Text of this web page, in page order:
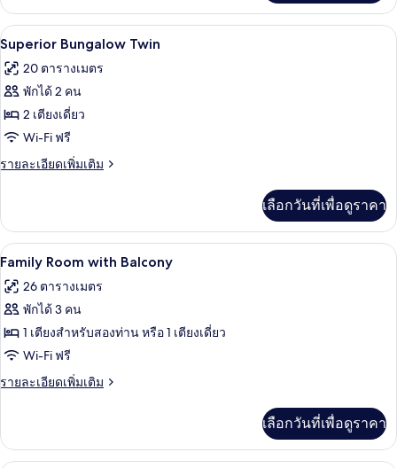
เกี่ยว
กับ
Standard
Double
Room
เปิด
ภาพถ่าย
ทั้งหมด
ของ
Superior
Bungalow
Superior Bungalow
18
Superior Bungalow Twin
20 ตารางเมตร
พักได้ 2 คน
2 เตียงเดี่ยว
Wi-Fi ฟรี
รายละเอียดเพิ่มเติม
ราย
เกี่ยว
กับ
Superior
Bungalow
Twin
เลือกวันที่เพื่อดูราคา
เปิด
ภาพถ่าย
ทั้งหมด
ของ
Family
Room
Family Room with Balcony | โต๊ะทำง
16
Family Room with Balcony
26 ตารางเมตร
พักได้ 3 คน
1 เตียงสำหรับสองท่าน หรือ 1 เตียงเดี่ยว
Wi-Fi ฟรี
รายละเอียดเพิ่มเติม
ราย
เกี่ยว
กับ
เลือกวันที่เพื่อดูราคา